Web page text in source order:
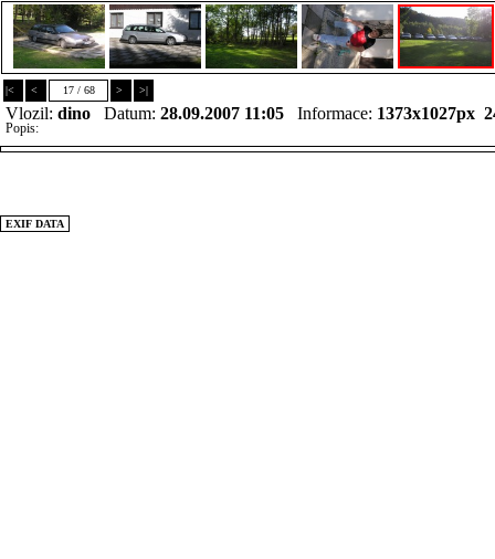
|< < 17 / 68 > >|
Vlozil: dino Datum: 28.09.2007 11:05 Informace: 1373x1027px
Popis:
EXIF DATA